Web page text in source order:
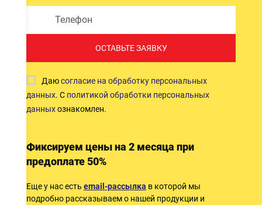
ОСТАВЬТЕ ЗАЯВКУ
Даюсогласие на обработку персональных
данных. С политикой обработки персональных
данныхознакомлен.
Фиксируем цены на 2 месяца при
предоплате 50%
Еще у нас есть email-рассылка в которой мы
подробно рассказываем о нашей продукции и